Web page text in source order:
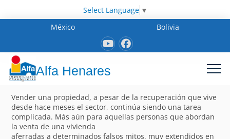
Select Language ▼
México
Bolivia
Alfa Henares
Vender una propiedad, a pesar de la recuperación que vive
desde hace meses el sector, continúa siendo una tarea
complicada. Más aún para aquellas personas que abordan
la venta de una vivienda
aferradas a determinados falsos mitos, muy extendidos en